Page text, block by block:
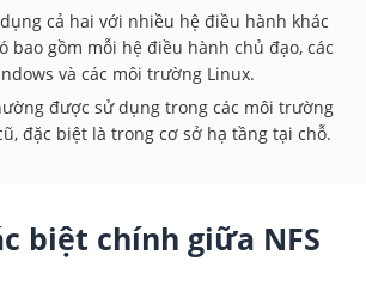
cả hai với nhiều hệ điều hành khác
bao gồm mỗi hệ điều hành chủ đạo, các
và các môi trường Linux.
được sử dụng trong các môi trường
đặc biệt là trong cơ sở hạ tầng tại chỗ.
biệt chính giữa NFS